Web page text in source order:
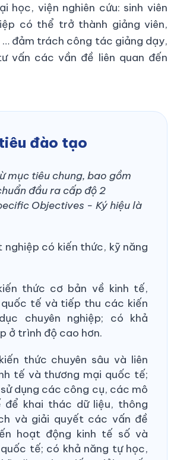
học, viện nghiên cứu: sinh viên
có thể trở thành giảng viên,
… đảm trách công tác giảng dạy,
vấn các vần đề liên quan đến
đào tạo
mục tiêu chung, bao gồm
đầu ra cấp độ 2
Objectives - Ký hiệu là
nghiệp có kiến thức, kỹ năng
thức cơ bản về kinh tế,
tế và tiếp thu các kiến
chuyên nghiệp; có khả
ở trình độ cao hơn.
thức chuyên sâu và liên
tế và thương mại quốc tế;
dụng các công cụ, các mô
để khai thác dữ liệu, thông
và giải quyết các vấn đề
hoạt động kinh tế số và
tế; có khả năng tự học,